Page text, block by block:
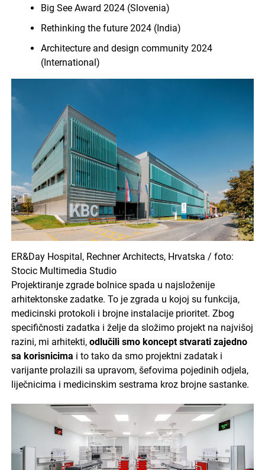
Big See Award 2024 (Slovenia)
Rethinking the future 2024 (India)
Architecture and design community 2024
(International)
ER&Day Hospital, Rechner Architects, Hrvatska / foto:
Stocic Multimedia Studio
Projektiranje zgrade bolnice spada u najsloženije
arhitektonske zadatke. To je zgrada u kojoj su funkcija,
medicinski protokoli i brojne instalacije prioritet. Zbog
specifičnosti zadatka i želje da složimo projekt na najvišoj
razini, mi arhitekti, odlučili smo koncept stvarati zajedno
sa korisnicima i to tako da smo projektni zadatak i
varijante prolazili sa upravom, šefovima pojedinih odjela,
liječnicima i medicinskim sestrama kroz brojne sastanke.